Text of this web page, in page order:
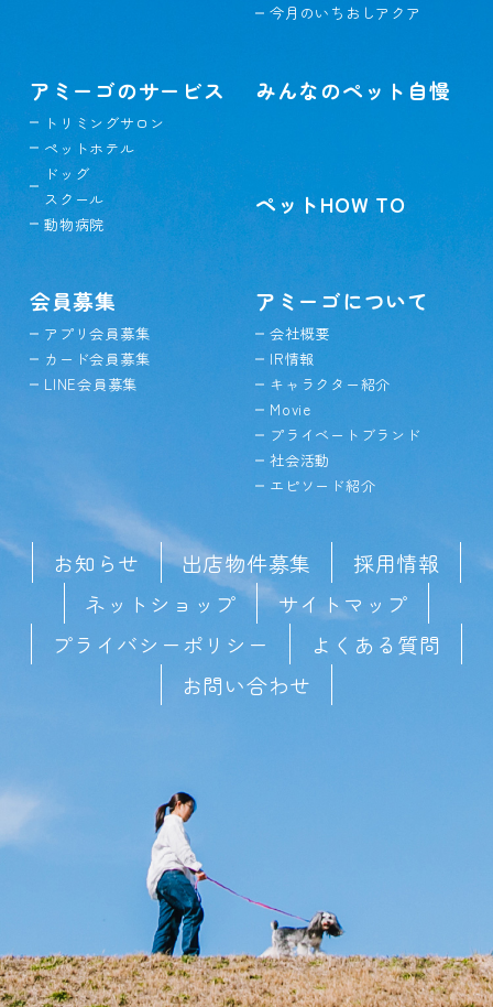
今月のいちおしアクア
アミーゴのサービス
トリミングサロン
ペットホテル
ドッグ
スクール
動物病院
みんなのペット自慢
ペットHOW TO
会員募集
アプリ会員募集
カード会員募集
LINE会員募集
アミーゴについて
会社概要
IR情報
キャラクター紹介
Movie
プライベートブランド
社会活動
エピソード紹介
お知らせ 出店物件募集
採用情報
ネットショップ
サイトマップ
プライバシーポリシー
よくある質問
お問い合わせ